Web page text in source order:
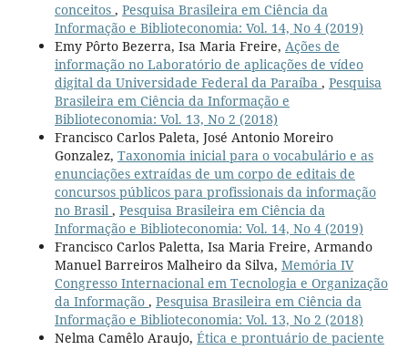
conceitos , Pesquisa Brasileira em Ciência da
Informação e Biblioteconomia: Vol. 14, No 4 (2019)
Emy Pôrto Bezerra, Isa Maria Freire, Ações de
informação no Laboratório de aplicações de vídeo
digital da Universidade Federal da Paraíba , Pesquisa
Brasileira em Ciência da Informação e
Biblioteconomia: Vol. 13, No 2 (2018)
Francisco Carlos Paleta, José Antonio Moreiro
Gonzalez, Taxonomia inicial para o vocabulário e as
enunciações extraídas de um corpo de editais de
concursos públicos para profissionais da informação
no Brasil , Pesquisa Brasileira em Ciência da
Informação e Biblioteconomia: Vol. 14, No 4 (2019)
Francisco Carlos Paletta, Isa Maria Freire, Armando
Manuel Barreiros Malheiro da Silva, Memória IV
Congresso Internacional em Tecnologia e Organização
da Informação , Pesquisa Brasileira em Ciência da
Informação e Biblioteconomia: Vol. 13, No 2 (2018)
Nelma Camêlo Araujo, Ética e prontuário de paciente